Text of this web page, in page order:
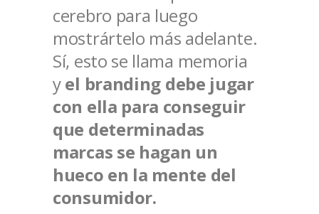
cerebro para luego
mostrártelo más adelante.
Sí, esto se llama memoria
yel branding debe jugar
con ella para conseguir
que determinadas
marcas se hagan un
hueco en la mente del
consumidor.